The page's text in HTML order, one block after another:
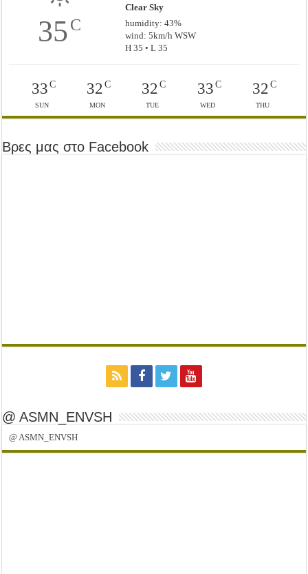
35C
Clear Sky
humidity: 43%
wind: 5km/h WSW
H 35 • L 35
33C
SUN
32C
MON
32 C
TUE
33C
WED
32C
THU
Βρες μας στο Facebook
@ ASMN_ENVSH
@ ASMN_ENVSH